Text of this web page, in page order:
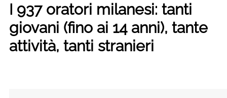
I 937 oratori milanesi: tanti
giovani (fino ai 14 anni), tante
attività, tanti stranieri